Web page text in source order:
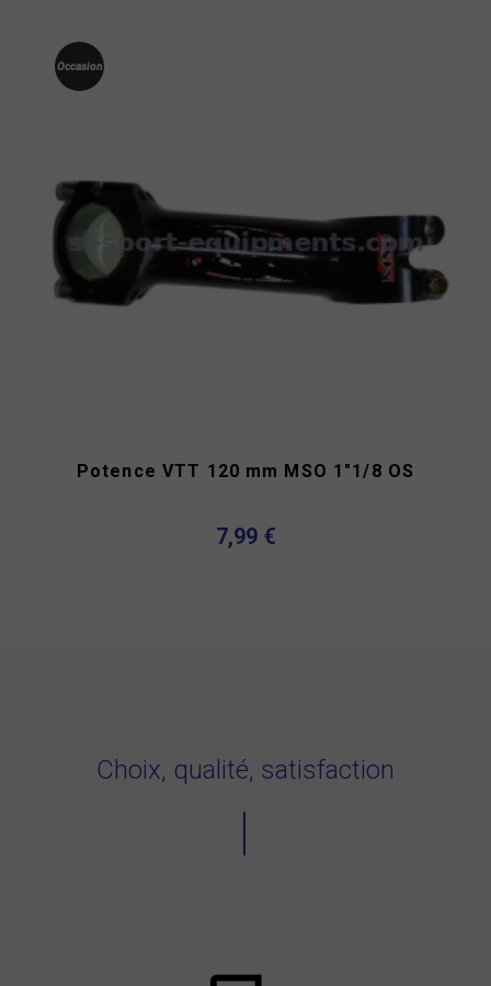
Occasion
Potence VTT 120 mm MSO 1"1/8 OS
7,99 €
Choix, qualité, satisfaction